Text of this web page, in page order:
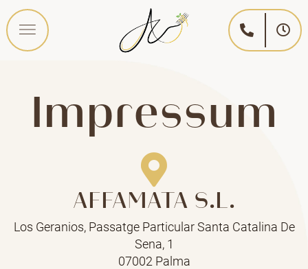
Impressum
AFFAMATA S.L.
Los Geranios, Passatge Particular Santa Catalina De
Sena, 1
07002 Palma